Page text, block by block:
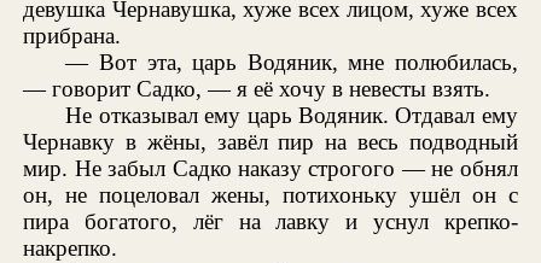
девушка Чернавушка, хуже всех лицом, хуже всех
прибрана.
— Вот эта, царь Водяник, мне полюбилась,
— говорит Садко, — я её хочу в невесты взять.
Не отказывал ему царь Водяник. Отдавал ему
Чернавку в жёны, завёл пир на весь подводный
мир. Не забыл Садко наказу строгого — не обнял
он, не поцеловал жены, потихоньку ушёл он с
пира богатого, лёг на лавку и уснул крепко-
накрепко.